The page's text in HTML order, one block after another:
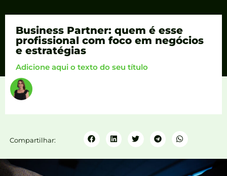
Business Partner: quem é esse
profissional com foco em negócios
e estratégias
Adicione aqui o texto do seu título
Compartilhar: